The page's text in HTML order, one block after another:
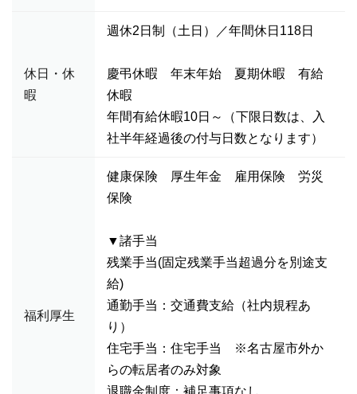
休日・休
暇
週休2日制（土日）／年間休日118日
慶弔休暇 年末年始 夏期休暇 有給
休暇
年間有給休暇10日～（下限日数は、入
社半年経過後の付与日数となります）
福利厚生
健康保険 厚生年金 雇用保険 労災
保険
▼諸手当
残業手当(固定残業手当超過分を別途支
給)
通勤手当：交通費支給（社内規程あ
り）
住宅手当：住宅手当 ※名古屋市外か
らの転居者のみ対象
退職金制度：補足事項なし